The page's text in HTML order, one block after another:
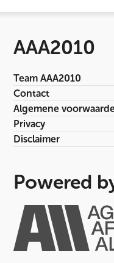
AAA2010
Team AAA2010
Contact
Algemene
Privacy
Disclaimer
Powered